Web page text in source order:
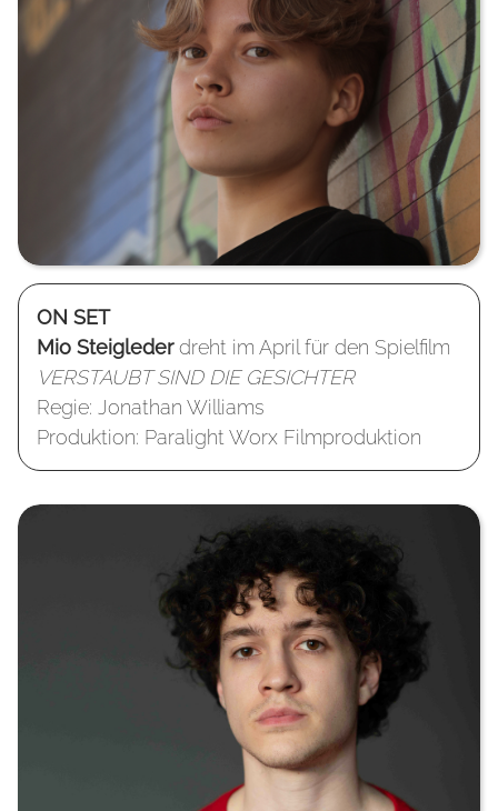
ON SET
Mio Steigleder dreht im April für den Spielfilm
VERSTAUBT SIND DIE GESICHTER
Regie: Jonathan Williams
Produktion: Paralight Worx Filmproduktion